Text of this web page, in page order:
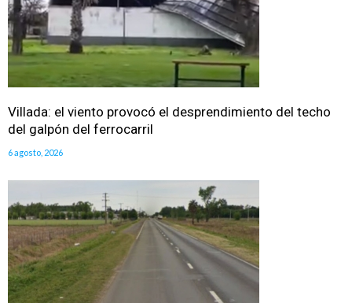
Villada: el viento provocó el desprendimiento del techo
del galpón del ferrocarril
6 agosto, 2026